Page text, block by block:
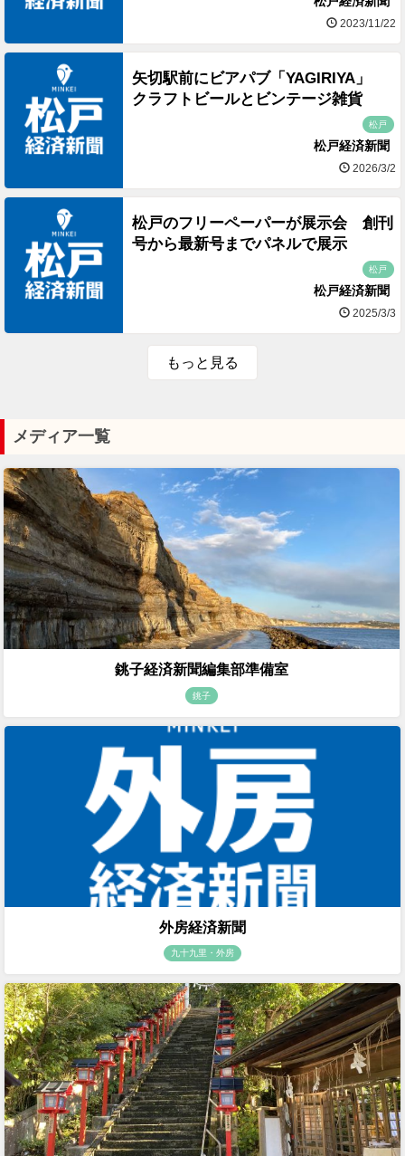
2023/11/22
矢切駅前にビアパブ「YAGIRIYA」
クラフトビールとビンテージ雑貨
松戸
松戸経済新聞
2026/3/2
松戸のフリーペーパーが展示会 創刊
号から最新号までパネルで展示
松戸
松戸経済新聞
2025/3/3
もっと見る
メディア一覧
銚子経済新聞編集部準備室
銚子
外房経済新聞
九十九里・外房